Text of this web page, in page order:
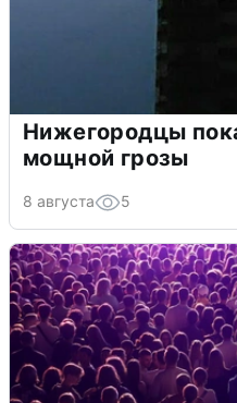
Нижегородцы
мощной грозы
8 августа 5